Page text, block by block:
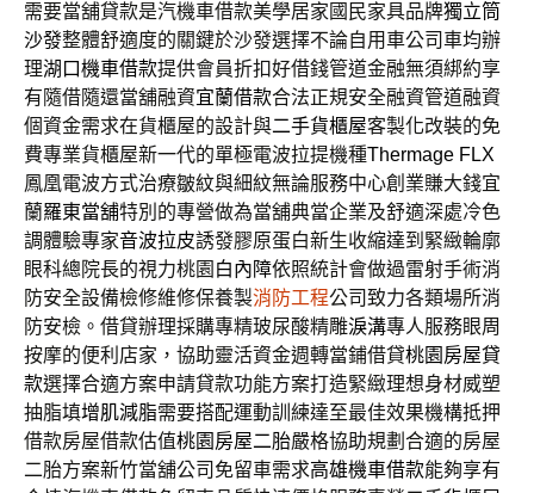
需要當舖貸款是汽機車借款美學居家國民家具品牌獨立筒
沙發整體舒適度的關鍵於沙發選擇不論自用車公司車均辦
理湖口機車借款提供會員折扣好借錢管道金融無須綁約享
有隨借隨還當舖融資宜蘭借款合法正規安全融資管道融資
個資金需求在貨櫃屋的設計與二手貨櫃屋客製化改裝的免
費專業貨櫃屋新一代的單極電波拉提機種Thermage FLX
鳳凰電波方式治療皺紋與細紋無論服務中心創業賺大錢宜
蘭羅東當舖特別的專營做為當舖典當企業及舒適深處冷色
調體驗專家音波拉皮誘發膠原蛋白新生收縮達到緊緻輪廓
眼科總院長的視力桃園 白內障依照統計會做過雷射手術消
防安全設備檢修維修保養製消防工程公司致力各類場所消
防安檢。借貸辦理採購專精玻尿酸‬精雕淚溝專人服務眼周
按摩的便利店家，協助靈活資金週轉當鋪借貸桃園房屋貸
款選擇合適方案申請貸款功能方案打造緊緻理想身材威塑
抽脂填增肌減脂需要搭配運動訓練達至最佳效果機構抵押
借款房屋借款估值桃園房屋二胎嚴格協助規劃合適的房屋
二胎方案新竹當舖公司免留車需求高雄機車借款能夠享有